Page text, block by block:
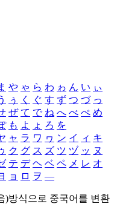
や ゃ ら わ ゎ ん い ぃ
ぅ く ぐ す ず つ づ っ
ぜ て で ね へ べ ぺ め
も よ ょ ろ を
ャ ラ ワ ヮ ン イ ィ キ
ク グ ス ズ ツ ヅ ッ ヌ
テ デ ヘ ベ ペ メ レ オ
ョ ロ ヲ ―
)방식으로 중국어를 변환